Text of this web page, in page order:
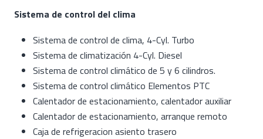
Sistema de control del clima
Sistema de control de clima, 4-Cyl. Turbo
Sistema de climatización 4-Cyl. Diesel
Sistema de control climático de 5 y 6 cilindros.
Sistema de control climático Elementos PTC
Calentador de estacionamiento, calentador auxiliar
Calentador de estacionamiento, arranque remoto
Caja de refrigeracion asiento trasero